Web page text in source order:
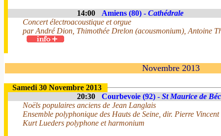
14:00 Amiens (80) - Cathédrale
Concert électroacoustique et orgue
par André Dion, Thimothée Drelon (acousmonium), Antoine
Novembre 2013
Samedi 30 Novembre 2013
20:30
Courbevoie (92) - St Maurice de
Noëls populaires anciens de Jean Langlais
Ensemble polyphonique des Hauts de Seine, dir. Pierre Vincent
Kurt Lueders polyphone et harmonium